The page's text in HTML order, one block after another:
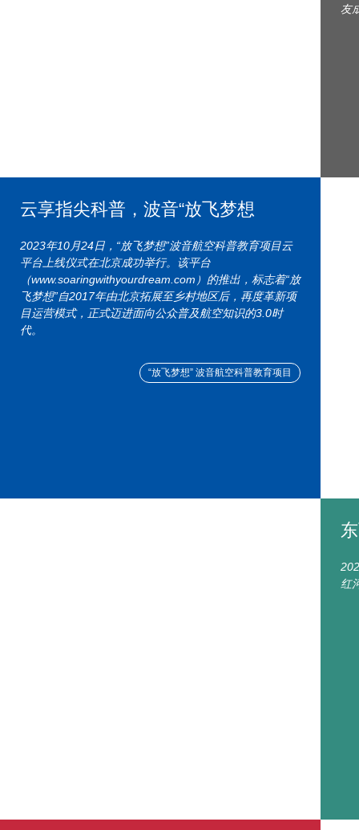
云享指尖科普，波音“放飞梦想
2023年10月24日，“放飞梦想”波音航空科普教育项目云
平台上线仪式在北京成功举行。该平台
（www.soaringwithyourdream.com）的推出，标志着“放
飞梦想”自2017年由北京拓展至乡村地区后，再度革新项
目运营模式，正式迈进面向公众普及航空知识的3.0时
代。
“放飞梦想” 波音航空科普教育项目
友
红